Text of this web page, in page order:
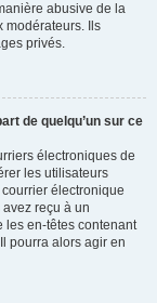
abusive de la
modérateurs. Ils
privés.
de quelqu’un sur ce
électroniques de
les utilisateurs
électronique
reçu à un
les en-têtes contenant
pourra alors agir en